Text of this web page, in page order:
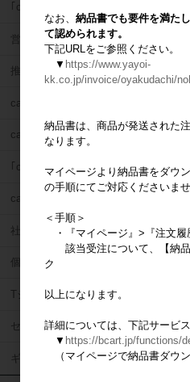
｢casaの家」現場ツール
営業販促ツール
推奨部材
casaネットワーク割引サービス
casa営業研修
｢casaの家」導入のお問合せ
casa支援サービスのお問合せ
社内改善のお問合せ
個別メニュー
Tシャツ
セミナー
ギフト（引渡し祝い品）
なお、 納品書でも要件を満た
て認められます。
下記URLをご参照ください。
▼ https://www.yayoi-
kk.co.jp/invoice/oyakudachi/
納品書は、商品が発送された
なります。
マイページより納品書をダウ
の手順にてご対応くださいませ
＜手順＞
・『マイページ』>『注文履
該当受注について、【納品
ク
以上になります。
詳細については、下記サービ
▼ https://bcart.jp/functions/
（マイページで納品書ダウン